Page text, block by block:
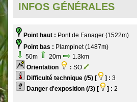
INFOS GÉNÉRALES
Point haut : Pont de Fanager (1522m)
Point bas : Plampinet (1487m)
50m
20m
1.3km
Orientation
: SO
Difficulté technique (/5) [
] : 3
Danger d'exposition (/3) [
] : 2